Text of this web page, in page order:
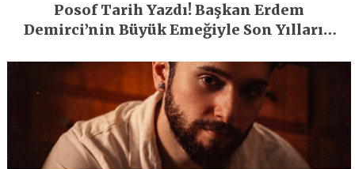
Posof Tarih Yazdı! Başkan Erdem
Demirci’nin Büyük Emeğiyle Son Yılların